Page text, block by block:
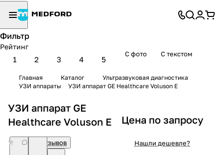
Фильтр
Рейтинг
1 2 3 4 5
С фото С текстом
Главная Каталог
Ультразвуковая диагностика
УЗИ аппараты
УЗИ аппарат GE Healthcare Voluson E
УЗИ аппарат GE
Healthcare Voluson E
Нет отзывов
Цена по запросу
Нашли дешевле?